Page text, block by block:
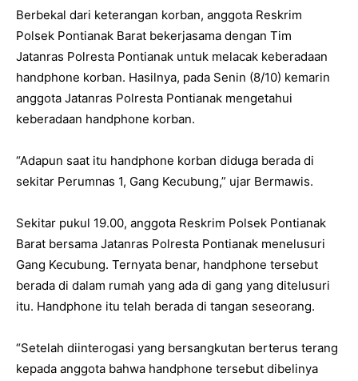
Berbekal dari keterangan korban, anggota Reskrim
Polsek Pontianak Barat bekerjasama dengan Tim
Jatanras Polresta Pontianak untuk melacak keberadaan
handphone korban. Hasilnya, pada Senin (8/10) kemarin
anggota Jatanras Polresta Pontianak mengetahui
keberadaan handphone korban.
“Adapun saat itu handphone korban diduga berada di
sekitar Perumnas 1, Gang Kecubung,” ujar Bermawis.
Sekitar pukul 19.00, anggota Reskrim Polsek Pontianak
Barat bersama Jatanras Polresta Pontianak menelusuri
Gang Kecubung. Ternyata benar, handphone tersebut
berada di dalam rumah yang ada di gang yang ditelusuri
itu. Handphone itu telah berada di tangan seseorang.
“Setelah diinterogasi yang bersangkutan berterus terang
kepada anggota bahwa handphone tersebut dibelinya